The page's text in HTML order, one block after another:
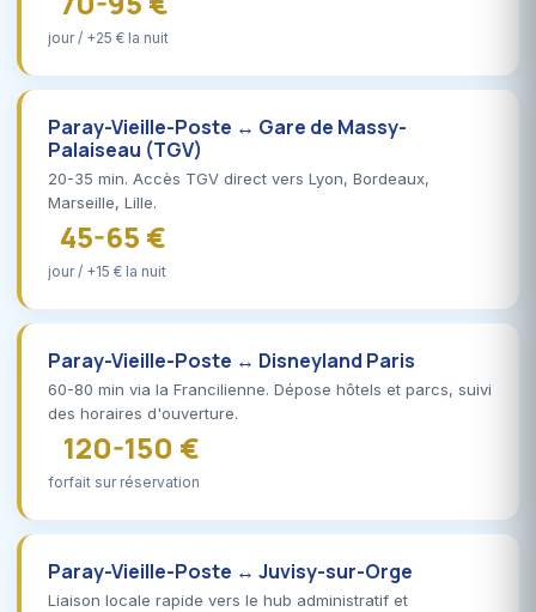
jour / +25 € la nuit
Paray-Vieille-Poste ↔ Gare de Massy-
Palaiseau (TGV)
20-35 min. Accès TGV direct vers Lyon, Bordeaux,
Marseille, Lille.
45-65 €
jour / +15 € la nuit
Paray-Vieille-Poste ↔ Disneyland Paris
60-80 min via la Francilienne. Dépose hôtels et parcs, suivi
des horaires d'ouverture.
120-150 €
forfait sur réservation
Paray-Vieille-Poste ↔ Juvisy-sur-Orge
Liaison locale rapide vers le hub administratif et